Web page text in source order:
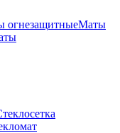
огнезащитныеМаты